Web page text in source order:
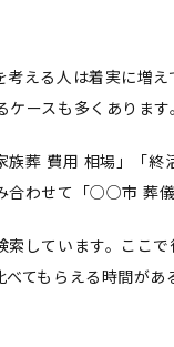
える人は着実に増
ースも多くあります
葬 費用 相場」「
合わせて「○○市 葬儀
しています。ここ
てもらえる時間があ